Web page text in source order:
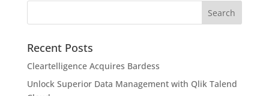
Recent Posts
Cleartelligence Acquires Bardess
Unlock Superior Data Management with Qlik Talend